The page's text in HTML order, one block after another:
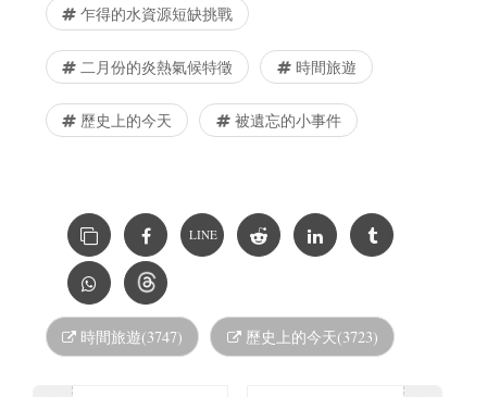
乍得的水資源短缺挑戰
二月份的炎熱氣候特徵 時間旅遊
歷史上的今天 被遺忘的小事件
LINE
時間旅遊(3747) 歷史上的今天(3723)